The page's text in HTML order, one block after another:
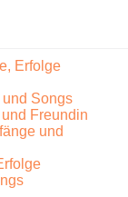
Erfolge
und Songs
Freundin
und